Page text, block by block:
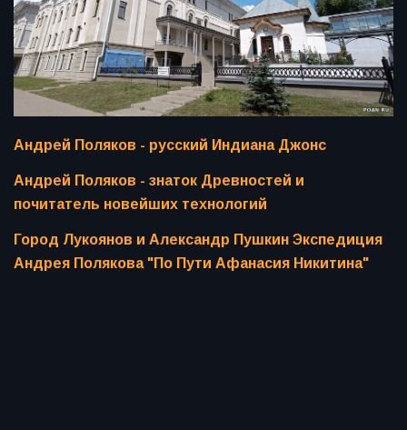
Андрей Поляков - русский Индиана Джонс
Андрей Поляков - знаток Древностей и
почитатель новейших технологий
Город Лукоянов и Александр Пушкин Экспедиция
Андрея Полякова "По Пути Афанасия Никитина"